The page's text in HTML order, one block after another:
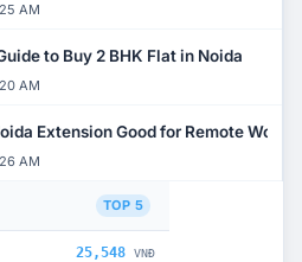
AM
to Buy 2 BHK Flat in Noida
AM
Extension Good for Remote Work?
AM
TOP 5
25,548 VNĐ